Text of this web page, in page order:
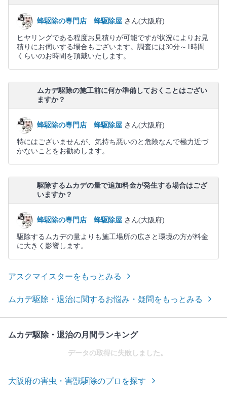
蜂駆除の専門店 蜂駆除屋 さん(大阪府)
ヒヤリングである程度お見積りが可能ですが状況によりお見
積りにお伺いする場合もございます。調査には30分～1時間
くらいのお時間を頂戴いたします。
ムカデ駆除の施工前に何か準備しておくことはござい
ますか？
蜂駆除の専門店 蜂駆除屋 さん(大阪府)
特にはございませんが、気持ち悪いのと危険なんで極力近づ
かないことをお勧めします。
駆除するムカデの量で追加料金が発生する場合はござ
いますか？
蜂駆除の専門店 蜂駆除屋 さん(大阪府)
駆除するムカデの量よりも施工場所の広さと環境の方が料金
に大きく影響します。
アスクマイスターをもっとみる
ムカデ駆除・退治に関するお悩み・疑問をもっとみる
ムカデ駆除・退治の月間ランキング
データの取得に失敗しました。
大阪府の害虫・害獣駆除のプロを探す